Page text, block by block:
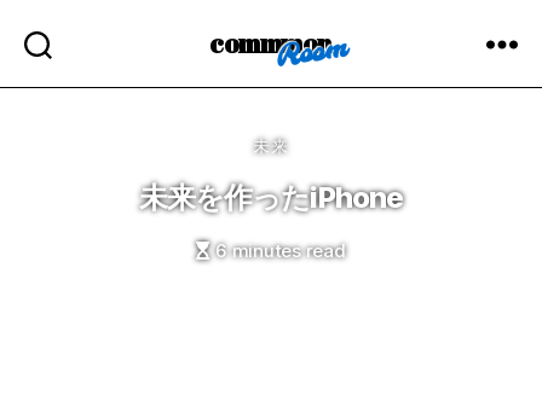
commmon
Categories
未来
未来を作ったiPhone
6 minutes read